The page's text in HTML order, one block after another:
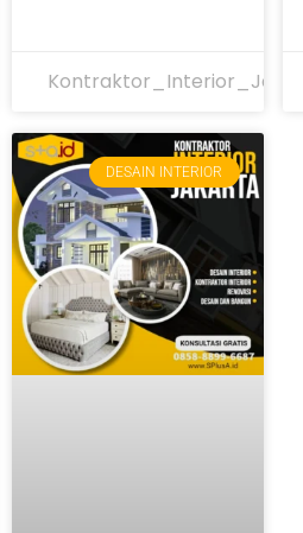
DESAIN INTERIOR